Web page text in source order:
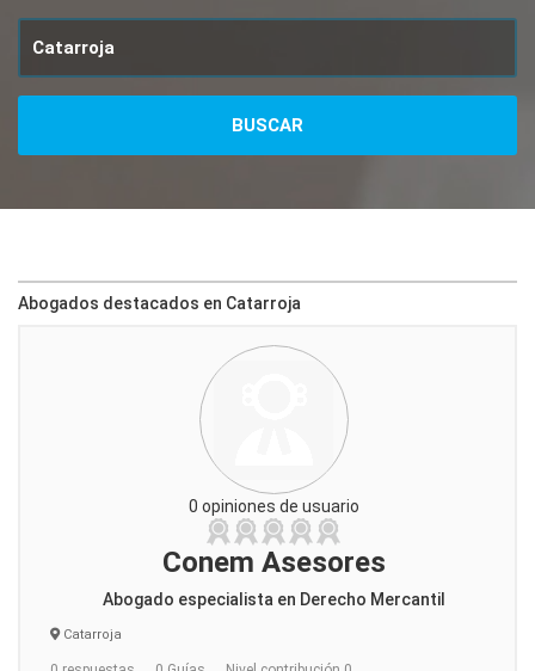
Abogados destacados en Catarroja
0 opiniones de usuario
Conem Asesores
Abogado especialista en Derecho Mercantil
Catarroja